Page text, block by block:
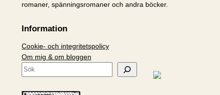
romaner, spänningsromaner och andra böcker.
Information
Cookie- och integritetspolicy
Om mig & om bloggen
S
k